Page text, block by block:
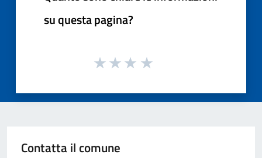
su questa pagina?
Contatta il comune